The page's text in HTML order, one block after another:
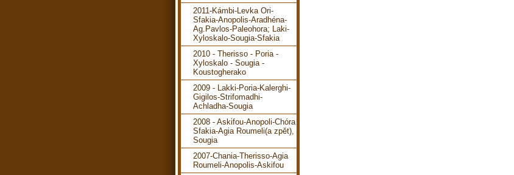
2011-Kámbi-Levka Ori-
Sfakia-Anopolis-Aradhéna-
Ag.Pavlos-Paleohora; Laki-
Xyloskalo-Sougia-Sfakia
2010 - Therisso - Poria -
Xyloskalo - Sougia -
Koustogherako
2009 - Lakki-Poria-Kalerghi-
Gigilos-Strifomadhi-
Achladha-Sougia
2008 - Askifou-Anopoli-Chóra
Sfakia-Agia Roumeli(a zpět),
Sougia
2007-Chania-Therisso-Agia
Roumeli-Anopolis-Askifou